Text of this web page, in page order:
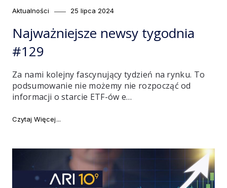
Category
Aktualności
Posted
25 lipca 2024
Najważniejsze newsy tygodnia
#129
Za nami kolejny fascynujący tydzień na rynku. To
podsumowanie nie możemy nie rozpocząć od
informacji o starcie ETF-ów e…
Czytaj Więcej